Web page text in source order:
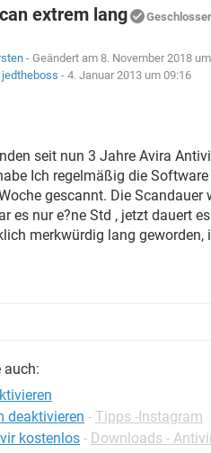
extrem lang
- Geändert am 8. November 2018
jedtheboss - 4. Januar 2013 um 09:16
seit nun 3 Jahre Avira
Ich regelmäßig die
gescannt. Die
es nur e?ne Std , jetzt dauert
merkwürdig lang geworden,
auch:
deaktivieren - Tipps -Instagram
kostenlos - Downloads -